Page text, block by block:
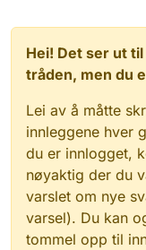
Hei! Det ser ut
tråden, men du
Lei av å måtte
innleggene hver
du er innlogget,
nøyaktig der du
varslet om nye
varsel). Du kan
tommel opp til